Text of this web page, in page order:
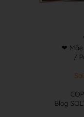
❤
/
Blog